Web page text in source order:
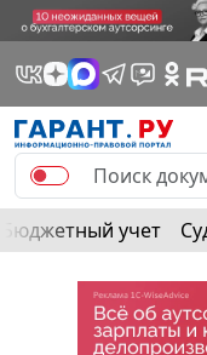
Бюджетный учет